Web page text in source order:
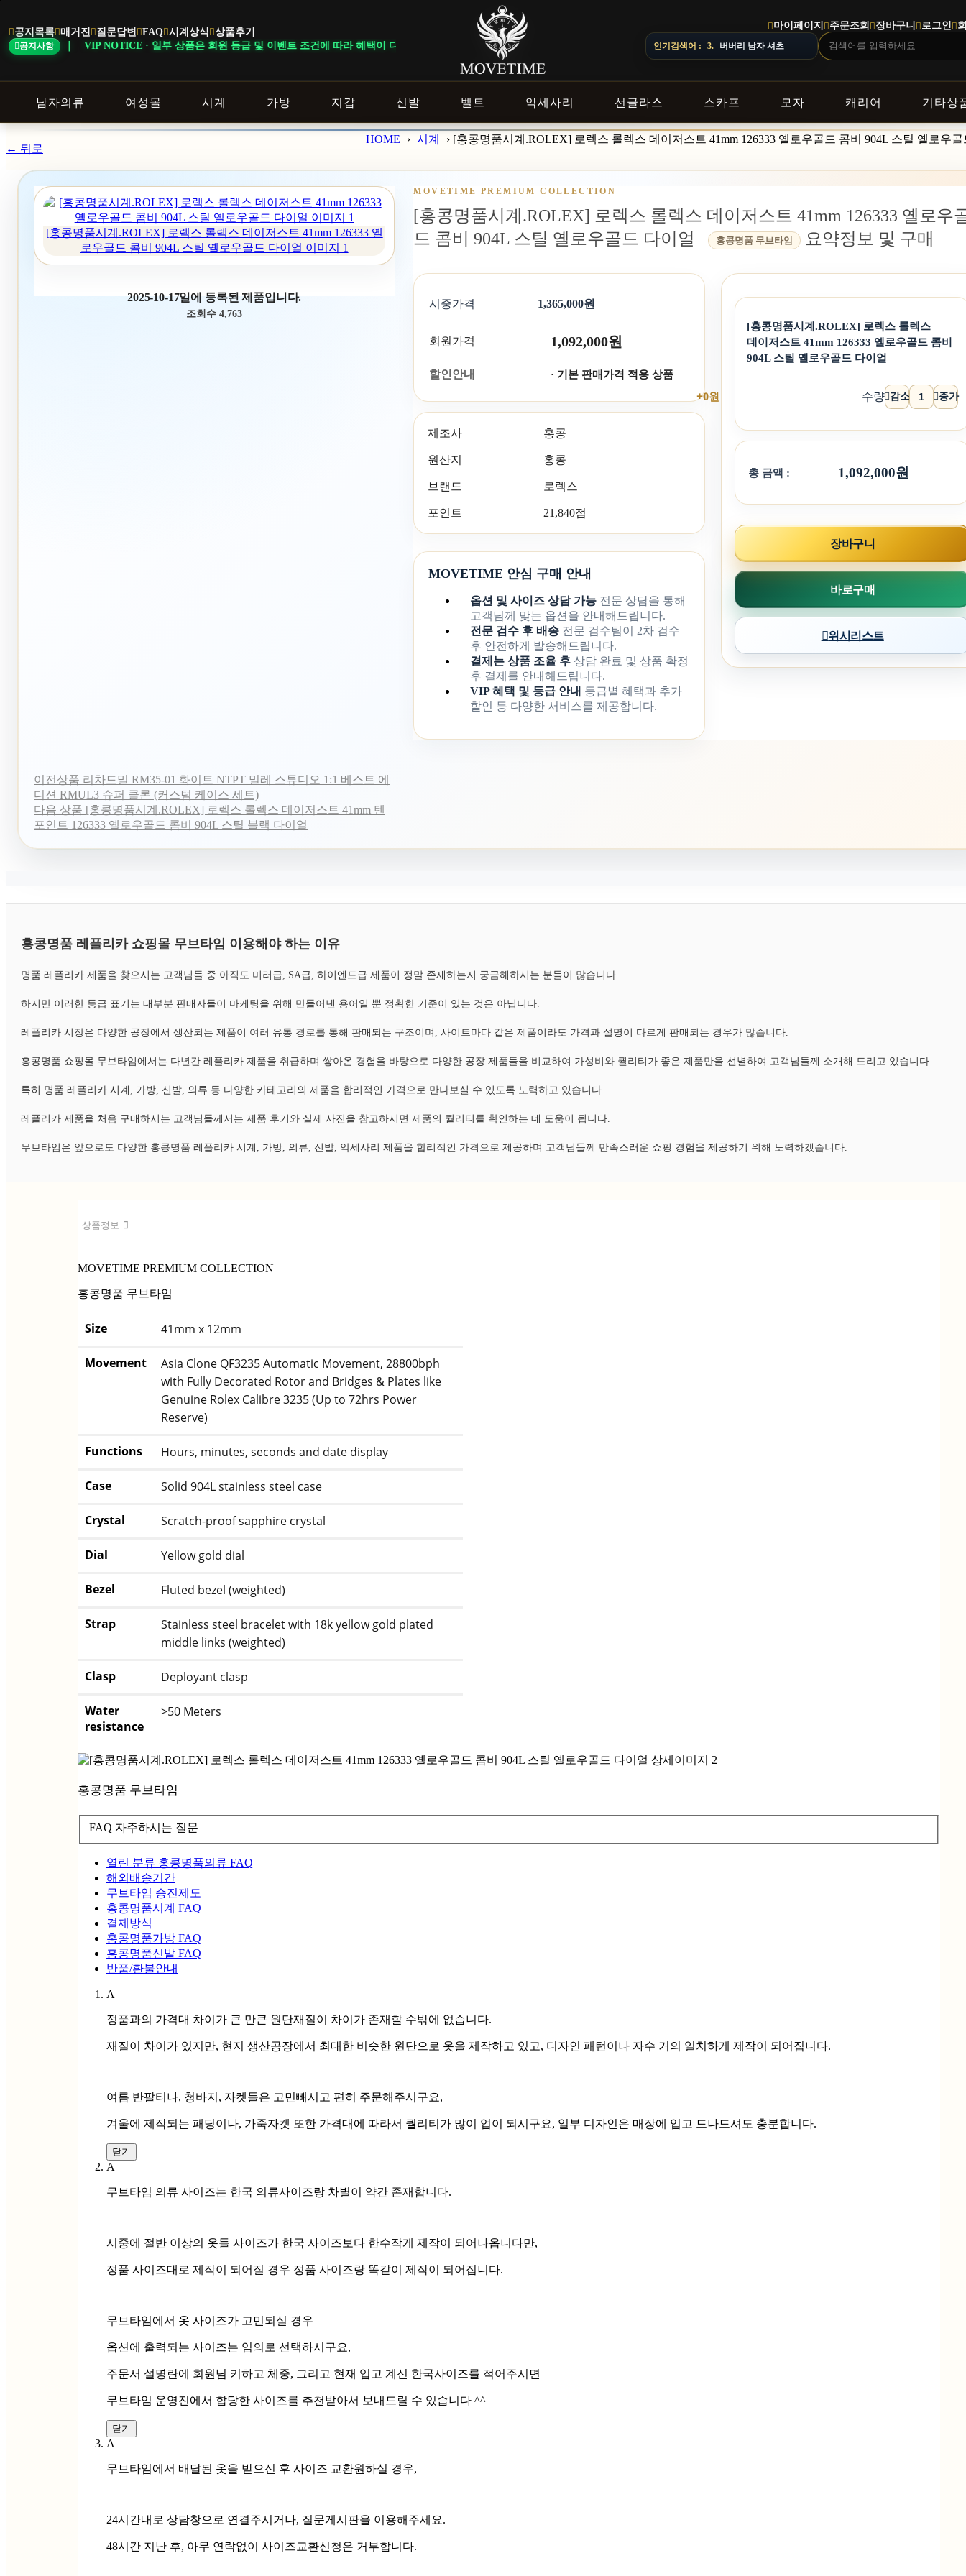
공지목록 매거진 질문답변 FAQ 시계상식 상품후기
공지사항
NOTICE · 일부 상품은 회원 등급 및 이벤트 조건에 따라 혜택이 다르게 적용됩니다. ｜ DELIVERY NOTICE · 지역에 따라 배송 일정이 달라질 수 있으니 주문 전 상담창으로 문의해 주세요.
마이페이지 주문조회 장바구니 로그인
인기검색어 : 4. 스톤아일랜드 남자 맨투맨
남자의류 여성몰 시계 가방 지갑 신발 벨트 악세사리 선글라스 스카프 모자 캐리어 기타상
바
로
기
← 뒤로
HOME › 시계 › [홍콩명품시계.ROLEX] 로렉스 롤렉스 데이저스트 41mm 126333 옐로우골드 콤비 904L 스틸 옐로우
[홍콩명품시계.ROLEX] 로렉스 롤렉스 데이저스트 41mm 126333 옐
로우골드 콤비 904L 스틸 옐로우골드 다이얼 이미지 1
2025-10-17일에 등록된 제품입니다.
조회수 4,763
MOVETIME PREMIUM COLLECTION
[홍콩명품시계.ROLEX] 로렉스 롤렉스 데이저스트 41mm 126333 옐로우
드 콤비 904L 스틸 옐로우골드 다이얼
홍콩명품 무브타임 요약정보 및 구매
시중가격 1,365,000원
회원가격 1,092,000원
할인안내 · 기본 판매가격 적용 상품
제조사 홍콩
원산지 홍콩
브랜드 로렉스
포인트 21,840점
MOVETIME 안심 구매 안내
옵션 및 사이즈 상담 가능 전문 상담을 통해
고객님께 맞는 옵션을 안내해드립니다.
전문 검수 후 배송 전문 검수팀이 2차 검수
후 안전하게 발송해드립니다.
결제는 상품 조율 후 상담 완료 및 상품 확정
후 결제를 안내해드립니다.
VIP 혜택 및 등급 안내 등급별 혜택과 추가
할인 등 다양한 서비스를 제공합니다.
[홍콩명품시계.ROLEX] 로렉스 롤렉스
데이저스트 41mm 126333 옐로우골드 콤비
904L 스틸 옐로우골드 다이얼
+0원 수량 감소 증가
총 금액 : 1,092,000원
바로구매
장바구니
위시리스트
이전상품 리차드밀 RM35-01 화이트 NTPT 밀레 스튜디오 1:1 베스트 에
디션 RMUL3 슈퍼 클론 (커스텀 케이스 세트)
다음 상품 [홍콩명품시계.ROLEX] 로렉스 롤렉스 데이저스트 41mm 텐
포인트 126333 옐로우골드 콤비 904L 스틸 블랙 다이얼
홍콩명품 레플리카 쇼핑몰 무브타임 이용해야 하는 이유
명품 레플리카 제품을 찾으시는 고객님들 중 아직도 미러급, SA급, 하이엔드급 제품이 정말 존재하는지 궁금해하시는 분들이 많습니다.
하지만 이러한 등급 표기는 대부분 판매자들이 마케팅을 위해 만들어낸 용어일 뿐 정확한 기준이 있는 것은 아닙니다.
레플리카 시장은 다양한 공장에서 생산되는 제품이 여러 유통 경로를 통해 판매되는 구조이며, 사이트마다 같은 제품이라도 가격과 설명이 다르게 판매되는 경우가 많습니다.
홍콩명품 쇼핑몰 무브타임에서는 다년간 레플리카 제품을 취급하며 쌓아온 경험을 바탕으로 다양한 공장 제품들을 비교하여 가성비와 퀄리티가 좋은 제품만을 선별하여 고객님들께 소개해 드리고 있습니다.
특히 명품 레플리카 시계, 가방, 신발, 의류 등 다양한 카테고리의 제품을 합리적인 가격으로 만나보실 수 있도록 노력하고 있습니다.
레플리카 제품을 처음 구매하시는 고객님들께서는 제품 후기와 실제 사진을 참고하시면 제품의 퀄리티를 확인하는 데 도움이 됩니다.
무브타임은 앞으로도 다양한 홍콩명품 레플리카 시계, 가방, 의류, 신발, 악세사리 제품을 합리적인 가격으로 제공하며 고객님들께 만족스러운 쇼핑 경험을 제공하기 위해 노력하겠습니다.
상품정보
MOVETIME PREMIUM COLLECTION
홍콩명품 무브타임
Size 41mm x 12mm
Movement
Asia Clone QF3235 Automatic Movement, 28800bph
with Fully Decorated Rotor and Bridges & Plates like
Genuine Rolex Calibre 3235 (Up to 72hrs Power
Reserve)
Functions Hours, minutes, seconds and date display
Case Solid 904L stainless steel case
Crystal Scratch-proof sapphire crystal
Dial Yellow gold dial
Bezel Fluted bezel (weighted)
Strap
Stainless steel bracelet with 18k yellow gold plated
middle links (weighted)
Clasp Deployant clasp
Water
resistance
>50 Meters
홍콩명품 무브타임
FAQ 자주하시는 질문
열린 분류 홍콩명품의류 FAQ
해외배송기간
무브타임 승진제도
홍콩명품시계 FAQ
결제방식
홍콩명품가방 FAQ
홍콩명품신발 FAQ
반품/환불안내
A
정품과의 가격대 차이가 큰 만큰 원단재질이 차이가 존재할 수밖에 없습니다.
재질이 차이가 있지만, 현지 생산공장에서 최대한 비슷한 원단으로 옷을 제작하고 있고, 디자인 패턴이나 자수 거의 일치하게 제작이 되어집니다.
여름 반팔티나, 청바지, 자켓들은 고민빼시고 편히 주문해주시구요,
겨울에 제작되는 패딩이나, 가죽자켓 또한 가격대에 따라서 퀄리티가 많이 업이 되시구요, 일부 디자인은 매장에 입고 드나드셔도 충분합니다.
닫기
A
무브타임 의류 사이즈는 한국 의류사이즈랑 차별이 약간 존재합니다.
시중에 절반 이상의 옷들 사이즈가 한국 사이즈보다 한수작게 제작이 되어나옵니다만,
정품 사이즈대로 제작이 되어질 경우 정품 사이즈랑 똑같이 제작이 되어집니다.
무브타임에서 옷 사이즈가 고민되실 경우
옵션에 출력되는 사이즈는 임의로 선택하시구요,
주문서 설명란에 회원님 키하고 체중, 그리고 현재 입고 계신 한국사이즈를 적어주시면
무브타임 운영진에서 합당한 사이즈를 추천받아서 보내드릴 수 있습니다 ^^
닫기
A
무브타임에서 배달된 옷을 받으신 후 사이즈 교환원하실 경우,
24시간내로 상담창으로 연결주시거나, 질문게시판을 이용해주세요.
48시간 지난 후, 아무 연락없이 사이즈교환신청은 거부합니다.